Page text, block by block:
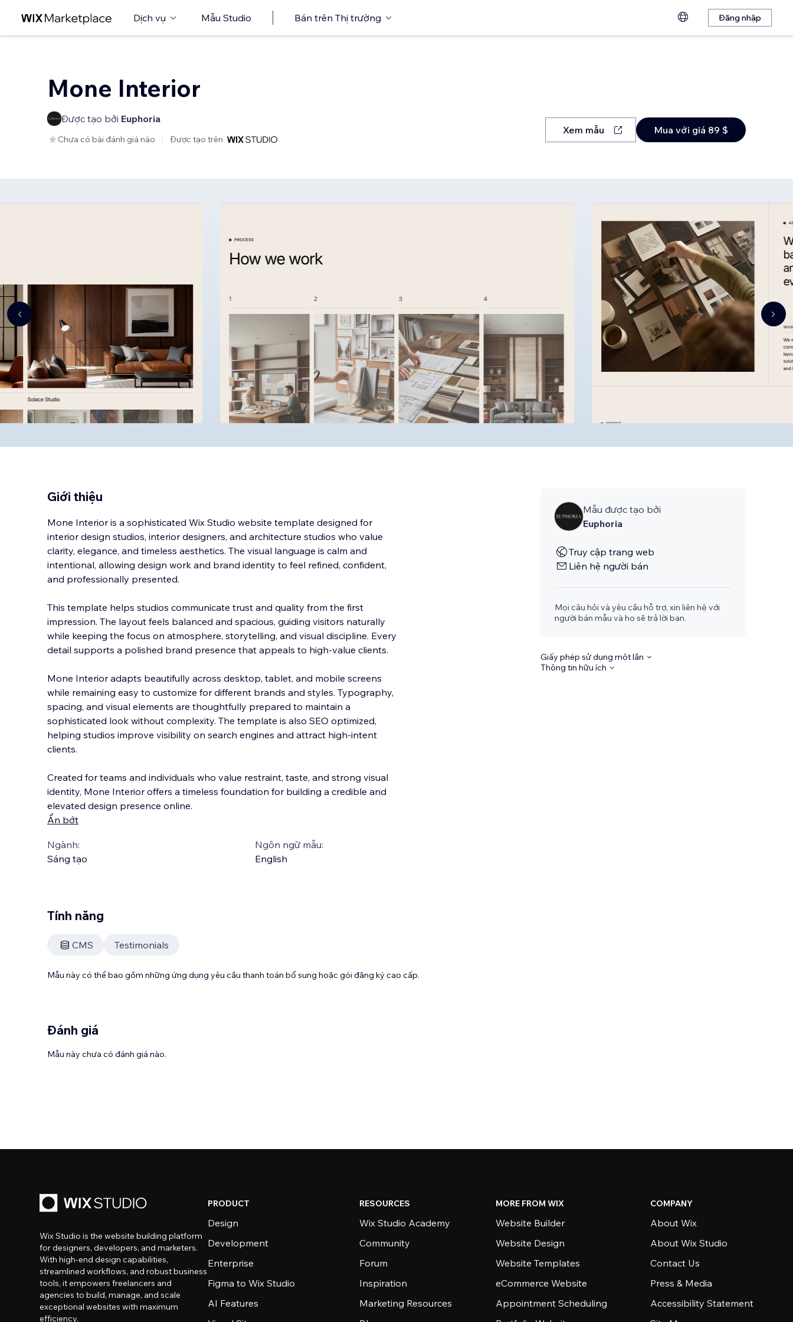
Dịch vụ Mẫu Studio Bán trên Thị trường Đăng nhập
Mone Interior
Được tạo bởi Euphoria
Chưa có bài đánh giá nào Được tạo trên
Xem mẫu Mua với giá 89 $
Giới thiệu
Mone Interior is a sophisticated Wix Studio website template designed for
interior design studios, interior designers, and architecture studios who value
clarity, elegance, and timeless aesthetics. The visual language is calm and
intentional, allowing design work and brand identity to feel refined, confident,
and professionally presented.
This template helps studios communicate trust and quality from the first
impression. The layout feels balanced and spacious, guiding visitors naturally
while keeping the focus on atmosphere, storytelling, and visual discipline. Every
detail supports a polished brand presence that appeals to high-value clients.
Mone Interior adapts beautifully across desktop, tablet, and mobile screens
while remaining easy to customize for different brands and styles. Typography,
spacing, and visual elements are thoughtfully prepared to maintain a
sophisticated look without complexity. The template is also SEO optimized,
helping studios improve visibility on search engines and attract high-intent
clients.
Created for teams and individuals who value restraint, taste, and strong visual
identity, Mone Interior offers a timeless foundation for building a credible and
elevated design presence online.
Ẩn bớt
Ngành:
Sáng tạo
Ngôn ngữ mẫu:
English
Mẫu được tạo bởi
Euphoria
Truy cập trang web
Liên hệ người bán
Mọi câu hỏi và yêu cầu hỗ trợ, xin liên hệ với
người bán mẫu và họ sẽ trả lời bạn.
Giấy phép sử dụng một lần
Thông tin hữu ích
Tính năng
CMS Testimonials
Mẫu này có thể bao gồm những ứng dụng yêu cầu thanh toán bổ sung hoặc gói đăng ký cao cấp.
Đánh giá
Mẫu này chưa có đánh giá nào.
Wix Studio is the website building platform
for designers, developers, and marketers.
With high-end design capabilities,
streamlined workflows, and robust business
tools, it empowers freelancers and
agencies to build, manage, and scale
exceptional websites with maximum
efficiency.
PRODUCT
Design
Development
Enterprise
Figma to Wix Studio
AI Features
RESOURCES
Wix Studio Academy
Community
Forum
Inspiration
Marketing Resources
MORE FROM WIX
Website Builder
Website Design
Website Templates
eCommerce Website
Appointment Scheduling
COMPANY
About Wix
About Wix Studio
Contact Us
Press & Media
Accessibility Statement